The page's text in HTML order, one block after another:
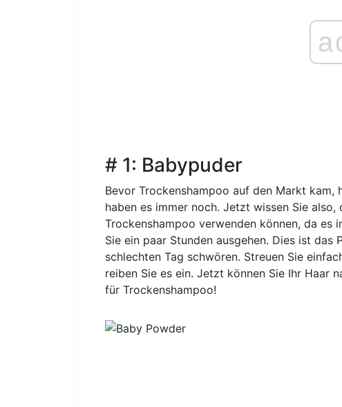
# 1: Babypuder
Bevor Trockenshampoo auf den Markt
haben es immer noch. Jetzt wissen Sie also,
Trockenshampoo verwenden können, da
Sie ein paar Stunden ausgehen. Dies ist das
schlechten Tag schwören. Streuen Sie
reiben Sie es ein. Jetzt können Sie Ihr Haar
für Trockenshampoo!